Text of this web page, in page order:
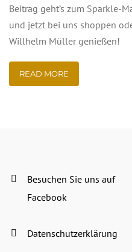
Beitrag geht’s zum Sparkle-
und jetzt bei uns shoppen
Willhelm Müller genießen!
READ MORE
Besuchen Sie uns auf
Facebook
Datenschutzerklärung